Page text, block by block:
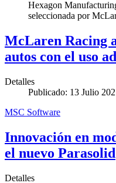
McLaren Racing
autos con el uso
Detalles
Publicado: 13 Julio
MSC Software
Innovación en
el nuevo Parasolid
Detalles